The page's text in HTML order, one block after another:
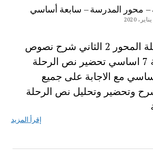
محور المدرسة – سابعة أساسي
شرح نص الرحلة المحور 2 الثاني شرح نصوص
محور المدرسة 7 اساسي تحضير نص الرحلة
مع الاجابة على جميع
وتحضير وتحليل نص الرحلة
إقرأ المزيد